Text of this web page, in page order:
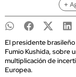
+
El presidente
Fumio Kushida, sobre
multiplicación de
Europea.